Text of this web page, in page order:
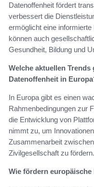
Datenoffenheit fördert
verbessert die
ermöglicht eine
können auch
Gesundheit, Bildung und
Welche aktuellen
Datenoffenheit in
In Europa gibt es einen
Rahmenbedingungen zur
die Entwicklung von
nimmt zu, um
Zusammenarbeit
Zivilgesellschaft zu fördern.
Wie fördern